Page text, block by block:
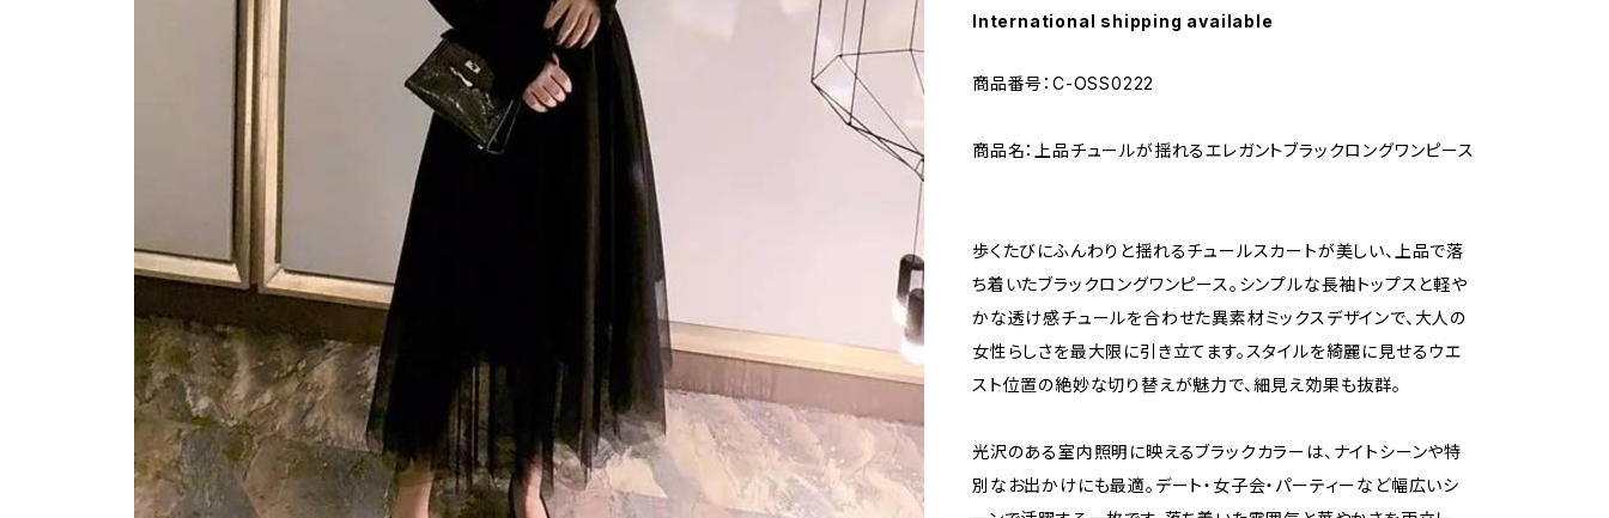
International shipping available
商品番号：C-OSS0222
商品名：上品チュールが揺れるエレガントブラックロングワンピース
歩くたびにふんわりと揺れるチュールスカートが美しい、上品で落
ち着いたブラックロングワンピース。シンプルな長袖トップスと軽や
かな透け感チュールを合わせた異素材ミックスデザインで、大人の
女性らしさを最大限に引き立てます。スタイルを綺麗に見せるウエ
スト位置の絶妙な切り替えが魅力で、細見え効果も抜群。
光沢のある室内照明に映えるブラックカラーは、ナイトシーンや特
別なお出かけにも最適。デート・女子会・パーティーなど幅広いシ